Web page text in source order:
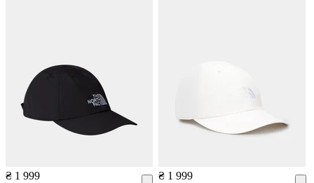
₴ 1 999
₴ 1 999